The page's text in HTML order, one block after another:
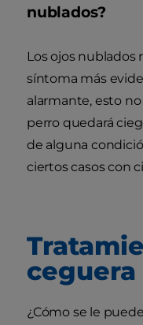
nublados?
Los ojos nublados
síntoma más
alarmante, esto
perro quedará
de alguna
ciertos casos con
¿Cómo se le